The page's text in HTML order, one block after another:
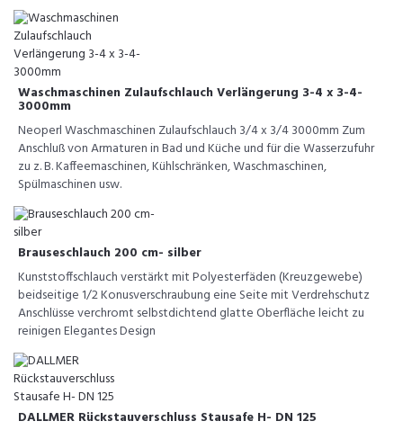
Waschmaschinen Zulaufschlauch Verlängerung 3-4 x 3-4-
3000mm
Neoperl Waschmaschinen Zulaufschlauch 3/4 x 3/4 3000mm Zum
Anschluß von Armaturen in Bad und Küche und für die Wasserzufuhr
zu z. B. Kaffeemaschinen, Kühlschränken, Waschmaschinen,
Spülmaschinen usw.
Brauseschlauch 200 cm- silber
Kunststoffschlauch verstärkt mit Polyesterfäden (Kreuzgewebe)
beidseitige 1/2 Konusverschraubung eine Seite mit Verdrehschutz
Anschlüsse verchromt selbstdichtend glatte Oberfläche leicht zu
reinigen Elegantes Design
DALLMER Rückstauverschluss Stausafe H- DN 125